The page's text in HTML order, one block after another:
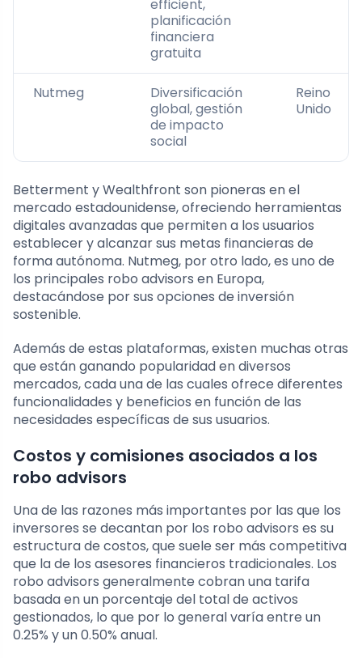
efficient,
planificación
financiera
gratuita
Nutmeg
Diversificación
global, gestión
de impacto
social
Reino
Unido
Betterment y Wealthfront son pioneras en el
mercado estadounidense, ofreciendo herramientas
digitales avanzadas que permiten a los usuarios
establecer y alcanzar sus metas financieras de
forma autónoma. Nutmeg, por otro lado, es uno de
los principales robo advisors en Europa,
destacándose por sus opciones de inversión
sostenible.
Además de estas plataformas, existen muchas otras
que están ganando popularidad en diversos
mercados, cada una de las cuales ofrece diferentes
funcionalidades y beneficios en función de las
necesidades específicas de sus usuarios.
Costos y comisiones asociados a los
robo advisors
Una de las razones más importantes por las que los
inversores se decantan por los robo advisors es su
estructura de costos, que suele ser más competitiva
que la de los asesores financieros tradicionales. Los
robo advisors generalmente cobran una tarifa
basada en un porcentaje del total de activos
gestionados, lo que por lo general varía entre un
0.25% y un 0.50% anual.